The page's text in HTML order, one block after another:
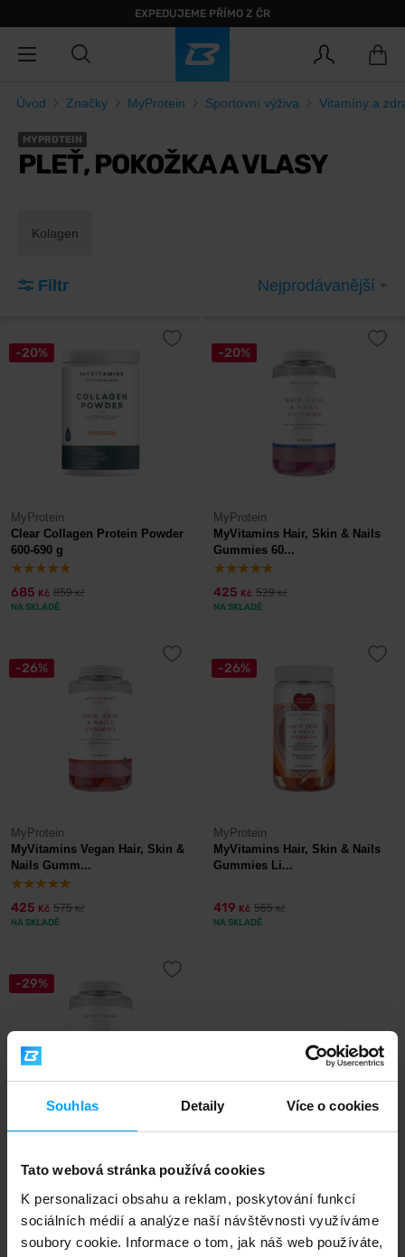
Souhlas Detaily Více o cookies
Tato webová stránka používá cookies
K personalizaci obsahu a reklam, poskytování funkcí
sociálních médií a analýze naší návštěvnosti využíváme
soubory cookie. Informace o tom, jak náš web používáte,
EXPEDUJEME PŘÍMO Z ČR
Úvod Značky MyProtein Sportovní výživa Vitamíny a
MYPROTEIN
PLEŤ, POKOŽKA A VLASY
Kolagen
Filtr Nejprodávanější
-20%
MyProtein
Clear Collagen Protein Powder
600-690 g
685 Kč 859Kč
NA SKLADĚ
-20%
MyProtein
MyVitamins Hair, Skin & Nails
Gummies 60...
425 Kč 529Kč
NA SKLADĚ
-26%
MyProtein
MyVitamins Vegan Hair, Skin &
Nails Gumm...
425 Kč 575Kč
NA SKLADĚ
-26%
MyProtein
MyVitamins Hair, Skin & Nails
Gummies Li...
419 Kč 565Kč
NA SKLADĚ
-29%
MyVitamins Hyaluronic Acid 60
499Kč 699Kč
NENÍ SKLADEM